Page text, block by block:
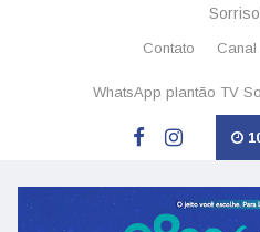
Contato Canal
WhatsApp plantão TV